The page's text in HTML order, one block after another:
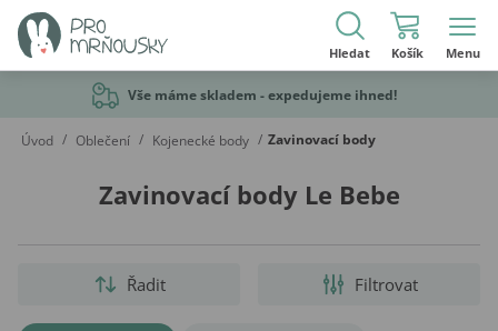
Hledat Košík Menu
Vše máme skladem - expedujeme ihned!
Úvod / Oblečení / Kojenecké body / Zavinovací body
Zavinovací body Le Bebe
Filtrovat
Řadit